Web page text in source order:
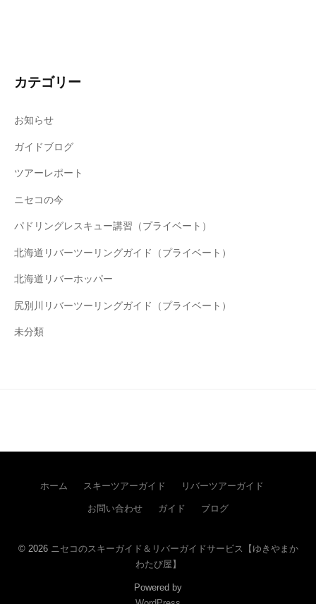
カテゴリー
お知らせ
ガイドブログ
ツアーレポート
ニセコの今
パドリングレスキュー講習（プライベート）
北海道リバーツーリングガイド（プライベート）
北海道リバーホッパー
尻別川リバーツーリングガイド（プライベート）
未分類
ホーム スキーツアーガイド リバーツアーガイド
お問い合わせ ガイド ブログ
© 2026 ニセコのスキーガイド＆リバーガイドサービス【ゆきやまか
わたび屋】
Powered by